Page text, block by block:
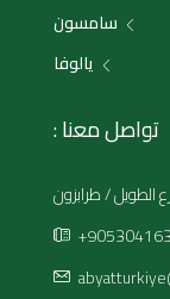
سامسون
يالوفا
تواصل معنا :
الطويل / طرابزون